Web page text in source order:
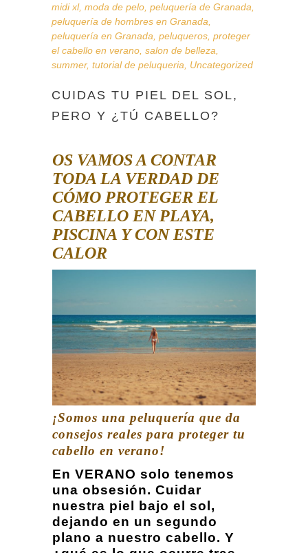
midi xl, moda de pelo peluquería de Granada
peluquería de hombres en Granada
peluquería en Granada peluqueros proteger
el cabello en verano salon de belleza
summer, tutorial de peluqueria Uncategorized
CUIDAS TU PIEL DEL SOL,
PERO Y ¿TÚ CABELLO?
OS VAMOS A CONTAR
TODA LA VERDAD DE
CÓMO PROTEGER EL
CABELLO EN PLAYA,
PISCINA Y CON ESTE
CALOR
¡Somos una peluquería que da
consejos reales para proteger tu
cabello en verano!
En VERANO solo tenemos
una obsesión. Cuidar
nuestra piel bajo el sol,
dejando en un segundo
plano a nuestro cabello. Y